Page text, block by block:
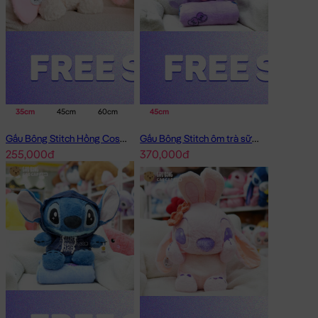
Gấu Bông Stitch Thủy Thủ
35cm 45cm 60cm
Gấu Bông Stitch Hồng Cosplay Lamb Angel
255,000đ
45cm
Gấu Bông Stitch ôm trà sữa có mền 2in1
370,000đ